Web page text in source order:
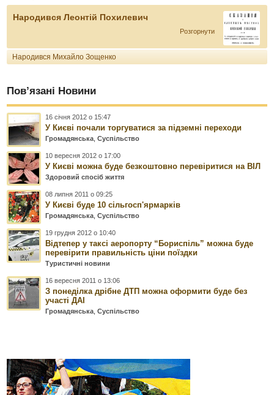
Народився Леонтій Похилевич
Розгорнути
Народився Михайло Зощенко
Пов’язані Новини
16 січня 2012 о 15:47
У Києві почали торгуватися за підземні переходи
Громадянська ,Суспільство
10 вересня 2012 о 17:00
У Києві можна буде безкоштовно перевіритися на ВІЛ
Здоровий спосіб життя
08 липня 2011 о 09:25
У Києві буде 10 сільгосп'ярмарків
Громадянська ,Суспільство
19 грудня 2012 о 10:40
Відтепер у таксі аеропорту “Бориспіль” можна буде
перевірити правильність ціни поїздки
Туристичні новини
16 вересня 2011 о 13:06
З понеділка дрібне ДТП можна оформити буде без
участі ДАІ
Громадянська ,Суспільство